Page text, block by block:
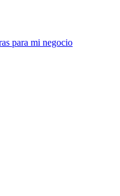
para mi negocio